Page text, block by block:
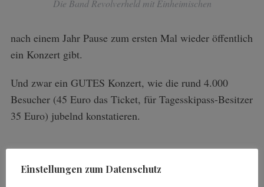
Die Band Revolverheld mit Einheimischen
nach einem Jahr Pause zum ersten Mal wieder öffentlich
ein Konzert gibt.
Und zwar ein GUTES Konzert, wie die rund 4.000
Besucher (45 Euro das Ticket, für Tagesskipass-Besitzer
35 Euro) jubelnd konstatieren.
Einstellungen zum Datenschutz